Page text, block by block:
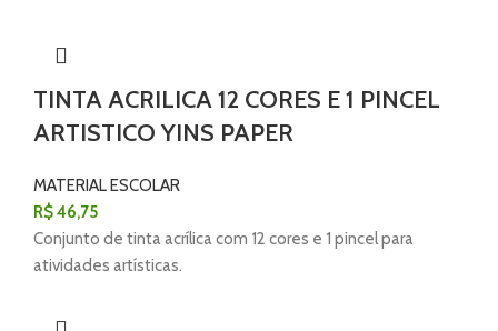
TINTA ACRILICA 12 CORES E 1 PINCEL
ARTISTICO YINS PAPER
MATERIAL ESCOLAR
R$46,75
Conjunto de tinta acrílica com 12 cores e 1 pincel para
atividades artísticas.